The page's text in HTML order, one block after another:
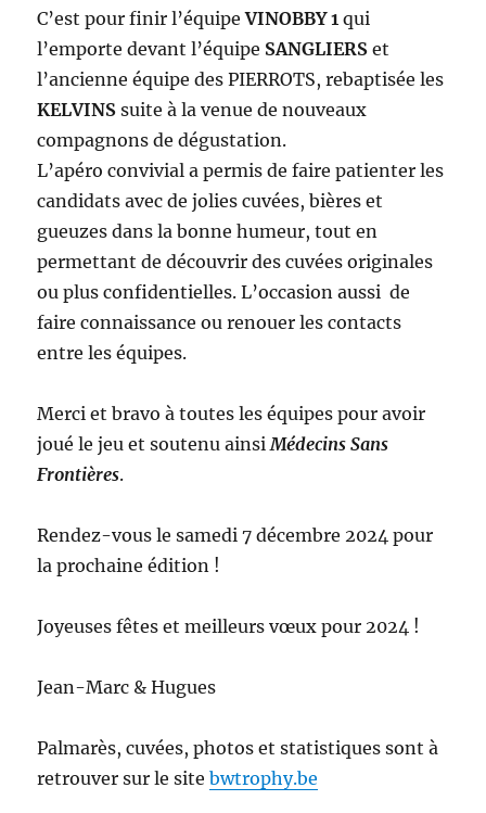
C’est pour finir l’équipeVINOBBY 1 qui
l’emporte devant l’équipe SANGLIERS et
l’ancienne équipe des PIERROTS, rebaptisée les
KELVINS suite à la venue de nouveaux
compagnons de dégustation.
L’apéro convivial a permis de faire patienter les
candidats avec de jolies cuvées, bières et
gueuzes dans la bonne humeur, tout en
permettant de découvrir des cuvées originales
ou plus confidentielles. L’occasion aussi de
faire connaissance ou renouer les contacts
entre les équipes.
Merci et bravo à toutes les équipes pour avoir
joué le jeu et soutenu ainsi Médecins Sans
Frontières.
Rendez-vous le samedi 7 décembre 2024 pour
la prochaine édition !
Joyeuses fêtes et meilleurs vœux pour 2024 !
Jean-Marc & Hugues
Palmarès, cuvées, photos et statistiques sont à
retrouver sur le sitebwtrophy.be